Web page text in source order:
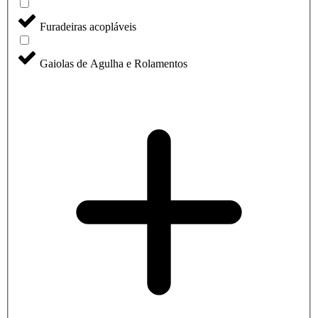
Furadeiras acopláveis
Gaiolas de Agulha e Rolamentos